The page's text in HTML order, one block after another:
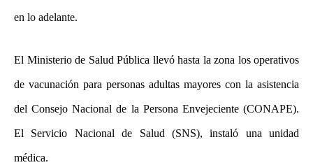
en lo adelante.
El Ministerio de Salud Pública llevó hasta la zona los operativos
de vacunación para personas adultas mayores con la asistencia
del Consejo Nacional de la Persona Envejeciente (CONAPE).
El Servicio Nacional de Salud (SNS), instaló una unidad
médica.